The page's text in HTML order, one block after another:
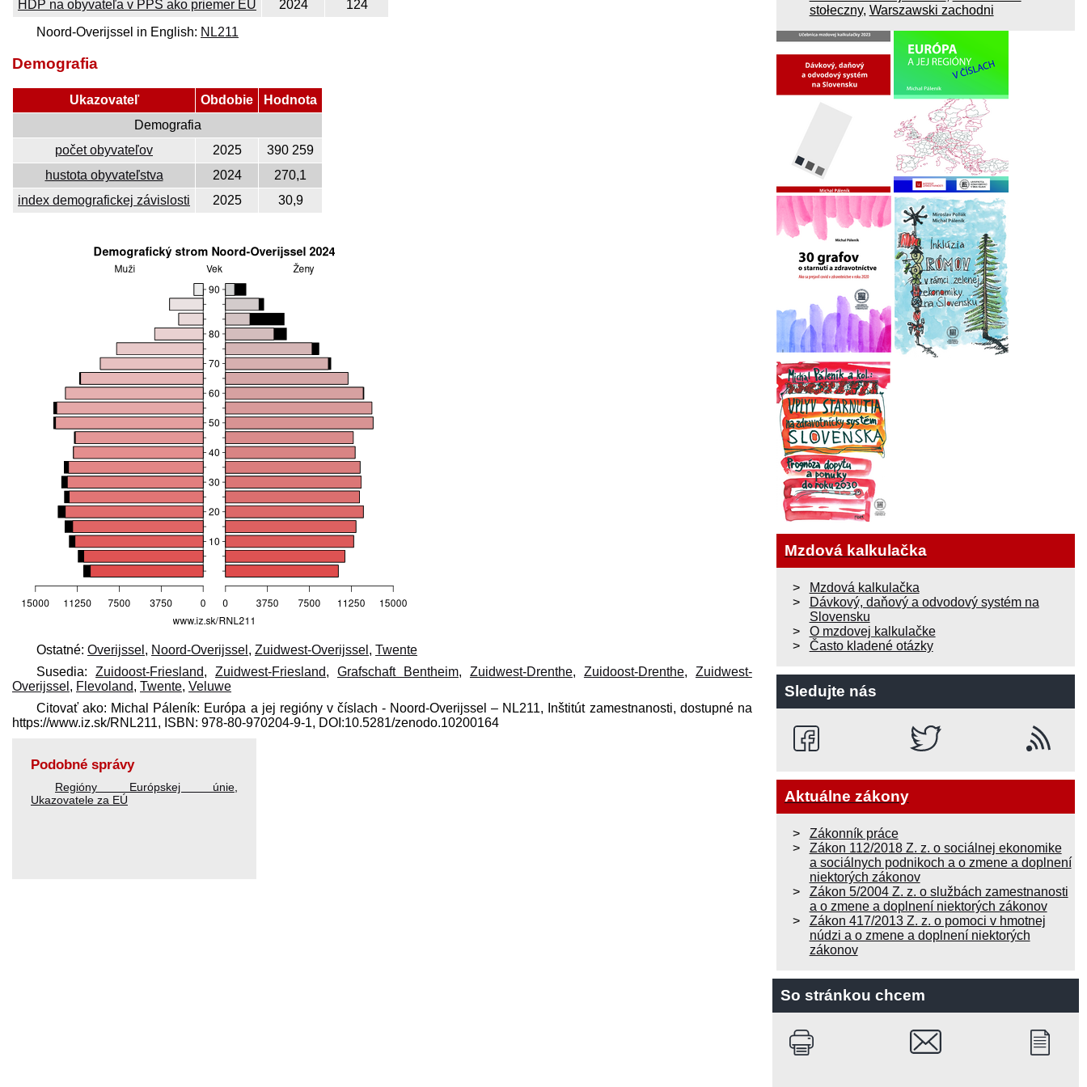
HDP na obyvateľa v PPS ako priemer EÚ 2024
124
Noord-Overijssel in English: NL211
Demografia
Ukazovateľ Obdobie
Hodnota
Demografia
počet obyvateľov
2025
390 259
hustota obyvateľstva
2024
270,1
index demografickej závislosti
2025 30,9
Ostatné: Overijssel , Noord-Overijssel , Zuidwest-Overijssel , Twente
Susedia: Zuidoost-Friesland, Zuidwest-Friesland, Grafschaft Bentheim, Zuidwest-Drenthe, Zuidoost-Drenthe, Zuidwest-
Overijssel , Flevoland, Twente, Veluwe
Citovať ako: Michal Páleník: Európa a jej regióny v číslach - Noord-Overijssel – NL211, Inštitút zamestnanosti, dostupné na
https://www.iz.sk/​RNL211, ISBN: 978-80-970204-9-1, DOI:10.5281/zenodo.10200164
Podobné správy
Regióny Európskej únie,
Ukazovatele za EÚ
stołeczny, Warszawski zachodni
Mzdová kalkulačka
Mzdová kalkulačka
Dávkový, daňový a odvodový systém na
Slovensku
O mzdovej kalkulačke
Často kladené otázky
Sledujte nás
Aktuálne zákony
Zákonník práce
Zákon 112/2018 Z. z. o sociálnej ekonomike
a sociálnych podnikoch a o zmene a doplnení
niektorých zákonov
Zákon 5/2004 Z. z. o službách zamestnanosti
a o zmene a doplnení niektorých zákonov
Zákon 417/2013 Z. z. o pomoci v hmotnej
núdzi a o zmene a doplnení niektorých
zákonov
So stránkou chcem